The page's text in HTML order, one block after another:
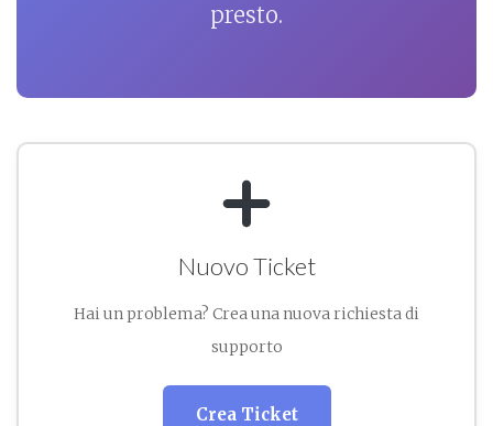
presto.
Nuovo Ticket
Hai un problema? Crea una nuova richiesta di
supporto
Crea Ticket